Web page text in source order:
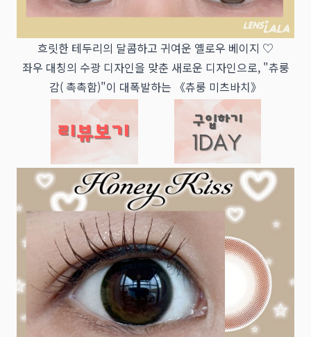
흐릿한 테두리의 달콤하고 귀여운 옐로우 베이지 ♡
좌우 대칭의 수광 디자인을 맞춘 새로운 디자인으로, "츄룽
감( 촉촉함)"이 대폭발하는 《츄룽 미츠바치》